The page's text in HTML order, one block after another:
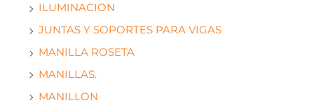
ILUMINACION
JUNTAS Y SOPORTES PARA VIGAS
MANILLA ROSETA
MANILLAS.
MANILLON